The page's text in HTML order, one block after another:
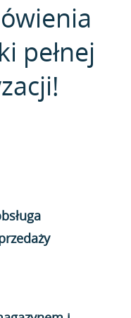
pełnej